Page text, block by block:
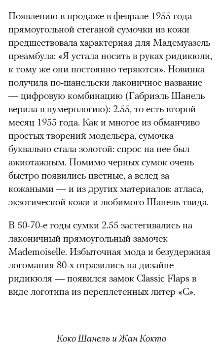
Появлению в продаже в феврале 1955 года
прямоугольной стеганой сумочки из кожи
предшествовала характерная для Мадемуазель
преамбула: «Я устала носить в руках ридикюли,
к тому же они постоянно теряются». Новинка
получила по-шанельски лаконичное название
— цифровую комбинацию (Габриэль Шанель
верила в нумерологию): 2.55, то есть второй
месяц 1955 года. Как и многое из обманчиво
простых творений модельера, сумочка
буквально стала золотой: спрос на нее был
ажиотажным. Помимо черных сумок очень
быстро появились цветные, а вслед за
кожаными — и из других материалов: атласа,
экзотической кожи и любимого Шанель твида.
В 50-70-е годы сумки 2.55 застегивались на
лаконичный прямоугольный замочек
Mademoiselle. Избыточная мода и безудержная
логомания 80-х отразились на дизайне
ридикюля — появился замок Classic Flaps в
виде логотипа из переплетенных литер «С».
можно через
Коко Шанель и Жан Кокто